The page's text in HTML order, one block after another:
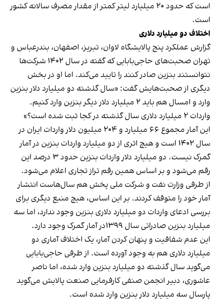
است که حدود ۲۰ میلیارد لیتر کمتر از مقدار مصرف سالانه کشور
است.
اختلاف دو میلیارد دلاری
گزارش عملکرد پنج پالایشگاه لاوان، تبريز، اصفهان، بندرعباس و
تهران صحبت‌های حاجی‌بابایی کهگفته
در سال‌ ۱۴۰۲ شرکت‌ها
نتوانستند بنزین صادر کنند را تایید می‌کند. اما او در بخش
دیگری از صحبت‌هایش گفت: «سال گذشته دو میلیارد دلار بنزین
وارد و امسال هم باید ۲ میلیارد دلار دیگر بنزین وارد کنیم.
واردات ۲ میلیارد دلاری سال گذشته در کجا ثبت شده است؟»
این آمار
مجموع ۶۶ میلیارد و ۲۰۴ میلیون دلار واردات ایران در
سال ۱۴۰۲ است و هیچ اثری از دو میلیارد واردات بنزین در آمار
گمرک نیست. دو میلیارد دلار واردات بنزین حدود ۳ درصد این
رقم می‌شود و بر اساس همین رقم تراز تجاری اعلام می‌شود.
از طرفی وزارت نفت و شرکت ملی پخش هم سال‌هاست انتشار
آمار خود را متوقف کردند. بر این اساس، هیچ منبع دیگری برای
بررسی ادعای واردات دو میلیارد دلاری بنزین وجود ندارد، اما سه
میلیارد بنزین صادراتی سال ۱۳۹۹در آمار گمرک وجود دارد.
این عدم شفافیت و پنهان کردن آمار، یک اختلاف آماری دو
میلیارد دلاری هم به وجود آورده است. از طرفی حاجی‌بابایی
می‌گوید سال گذشته دو میلیارد بنزین وارد شده، اما ناصر
عاشوری، دبیر انجمن صنفی کارفرمایی صنعت پالایش می‌گوید
پارسال سه میلیارد دلار بنزین وارد شده است.